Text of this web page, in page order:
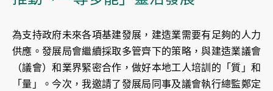
為支持政府未來各項基建發展，建造業需要有足夠的人力
供應。發展局會繼續採取多管齊下的策略，與建造業議會
（議會）和業界緊密合作，做好本地工人培訓的「質」和
「量」。今次，我邀請了發展局同事及議會執行總監鄭定